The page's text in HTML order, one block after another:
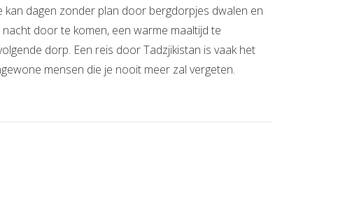
dagen zonder plan door bergdorpjes dwalen en
door te komen, een warme maaltijd te
dorp. Een reis door Tadzjikistan is vaak het
mensen die je nooit meer zal vergeten.